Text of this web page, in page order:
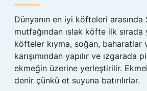
Dünyanın en iyi köfteleri arasında
mutfağından ıslak köfte ilk sırada
köfteler kıyma, soğan, baharatlar
karışımından yapılır ve ızgarada
ekmeğin üzerine yerleştirilir.
denir çünkü et suyuna batırılırlar.